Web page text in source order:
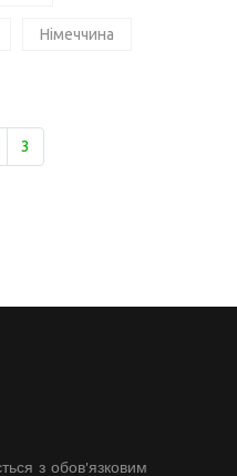
Німеччина
3
з обов'язковим